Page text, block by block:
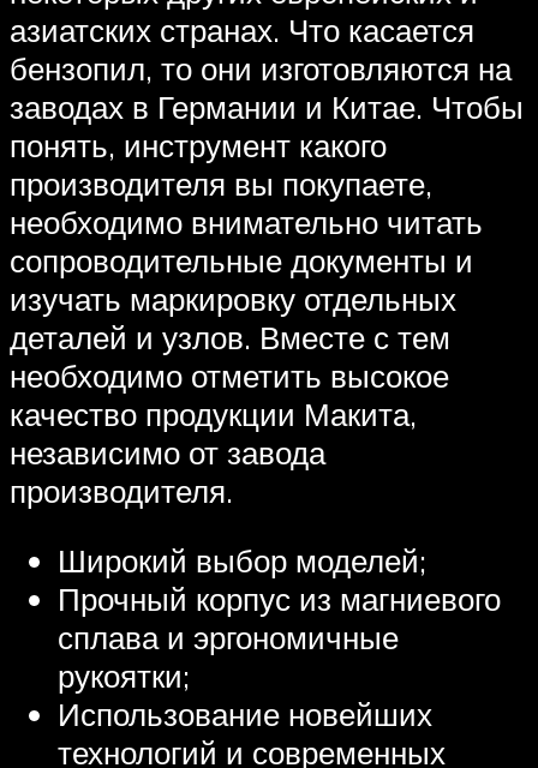
азиатских странах. Что касается
бензопил, то они изготовляются на
заводах в Германии и Китае. Чтобы
понять, инструмент какого
производителя вы покупаете,
необходимо внимательно читать
сопроводительные документы и
изучать маркировку отдельных
деталей и узлов. Вместе с тем
необходимо отметить высокое
качество продукции Макита,
независимо от завода
производителя.
Широкий выбор моделей;
Прочный корпус из магниевого
сплава и эргономичные
рукоятки;
Использование новейших
технологий и современных